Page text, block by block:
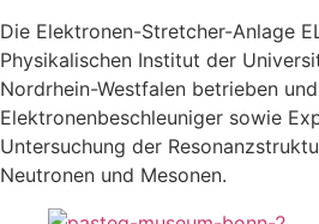
Die Elektronen-Stretcher-Anlage
Physikalischen Institut der
Nordrhein-Westfalen betrieben
Elektronenbeschleuniger sowie
Untersuchung der
Neutronen und Mesonen.